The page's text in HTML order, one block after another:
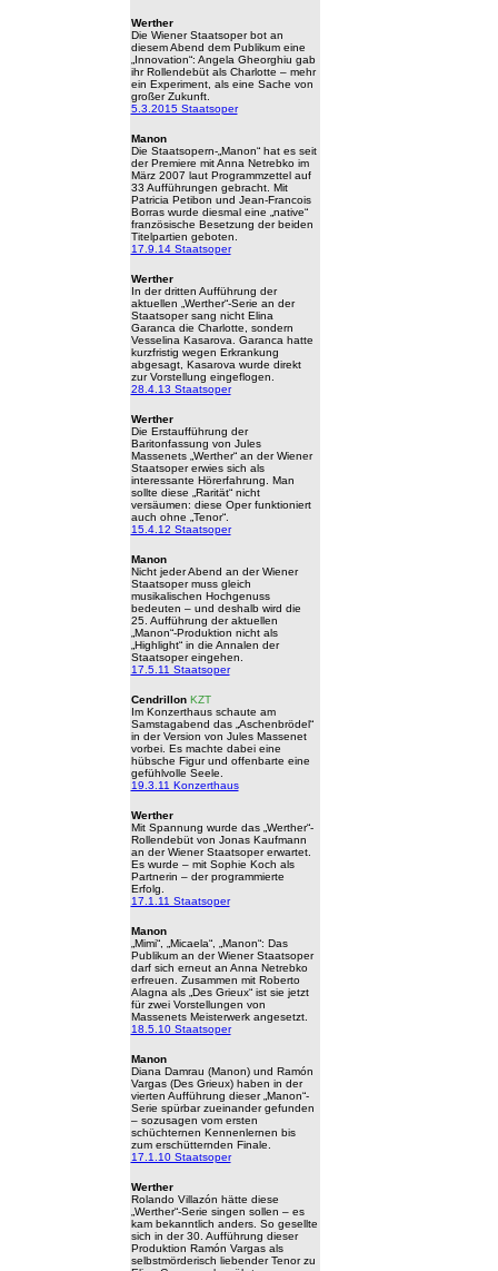
Werther
Die Wiener Staatsoper bot an
diesem Abend dem Publikum eine
„Innovation“: Angela Gheorghiu gab
ihr Rollendebüt als Charlotte – mehr
ein Experiment, als eine Sache von
großer Zukunft.
5.3.2015 Staatsoper
Manon
Die Staatsopern-„Manon“ hat es seit
der Premiere mit Anna Netrebko im
März 2007 laut Programmzettel auf
33 Aufführungen gebracht. Mit
Patricia Petibon und Jean-Francois
Borras wurde diesmal eine „native“
französische Besetzung der beiden
Titelpartien geboten.
17.9.14 Staatsoper
Werther
In der dritten Aufführung der
aktuellen „Werther“-Serie an der
Staatsoper sang nicht Elina
Garanca die Charlotte, sondern
Vesselina Kasarova. Garanca hatte
kurzfristig wegen Erkrankung
abgesagt, Kasarova wurde direkt
zur Vorstellung eingeflogen.
28.4.13 Staatsoper
Werther
Die Erstaufführung der
Baritonfassung von Jules
Massenets „Werther“ an der Wiener
Staatsoper erwies sich als
interessante Hörerfahrung. Man
sollte diese „Rarität“ nicht
versäumen: diese Oper funktioniert
auch ohne „Tenor“.
15.4.12 Staatsoper
Manon
Nicht jeder Abend an der Wiener
Staatsoper muss gleich
musikalischen Hochgenuss
bedeuten – und deshalb wird die
25. Aufführung der aktuellen
„Manon“-Produktion nicht als
„Highlight“ in die Annalen der
Staatsoper eingehen.
17.5.11 Staatsoper
Cendrillon KZT
Im Konzerthaus schaute am
Samstagabend das „Aschenbrödel“
in der Version von Jules Massenet
vorbei. Es machte dabei eine
hübsche Figur und offenbarte eine
gefühlvolle Seele.
19.3.11 Konzerthaus
Werther
Mit Spannung wurde das „Werther“-
Rollendebüt von Jonas Kaufmann
an der Wiener Staatsoper erwartet.
Es wurde – mit Sophie Koch als
Partnerin – der programmierte
Erfolg.
17.1.11 Staatsoper
Manon
„Mimi“, „Micaela“, „Manon“: Das
Publikum an der Wiener Staatsoper
darf sich erneut an Anna Netrebko
erfreuen. Zusammen mit Roberto
Alagna als „Des Grieux“ ist sie jetzt
für zwei Vorstellungen von
Massenets Meisterwerk angesetzt.
18.5.10 Staatsoper
Manon
Diana Damrau (Manon) und Ramón
Vargas (Des Grieux) haben in der
vierten Aufführung dieser „Manon“-
Serie spürbar zueinander gefunden
– sozusagen vom ersten
schüchternen Kennenlernen bis
zum erschütternden Finale.
17.1.10 Staatsoper
Werther
Rolando Villazón hätte diese
„Werther“-Serie singen sollen – es
kam bekanntlich anders. So gesellte
sich in der 30. Aufführung dieser
Produktion Ramón Vargas als
selbstmörderisch liebender Tenor zu